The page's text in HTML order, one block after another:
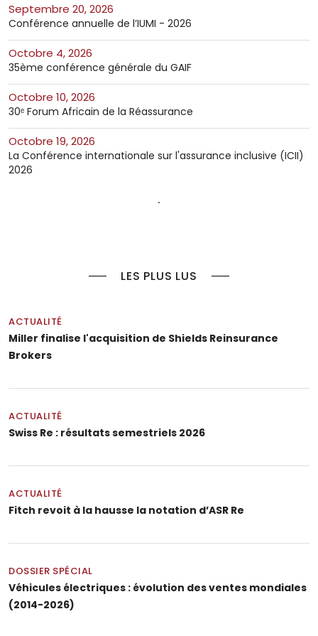
septembre 20, 2026
Conférence annuelle de l’IUMI - 2026
octobre 4, 2026
35ème conférence générale du GAIF
octobre 10, 2026
30ᵉ Forum Africain de la Réassurance
octobre 19, 2026
La Conférence internationale sur l'assurance inclusive (ICII)
2026
LES PLUS LUS
ACTUALITÉ
Miller finalise l'acquisition de Shields Reinsurance
Brokers
ACTUALITÉ
Swiss Re : résultats semestriels 2026
ACTUALITÉ
Fitch revoit à la hausse la notation d’ASR Re
DOSSIER SPÉCIAL
Véhicules électriques : évolution des ventes mondiales
(2014-2026)